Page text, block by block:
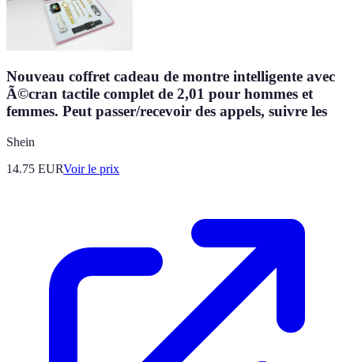
Nouveau coffret cadeau de montre intelligente avec
Ã©cran tactile complet de 2,01 pour hommes et
femmes. Peut passer/recevoir des appels, suivre les
Shein
14.75 EURVoir le prix